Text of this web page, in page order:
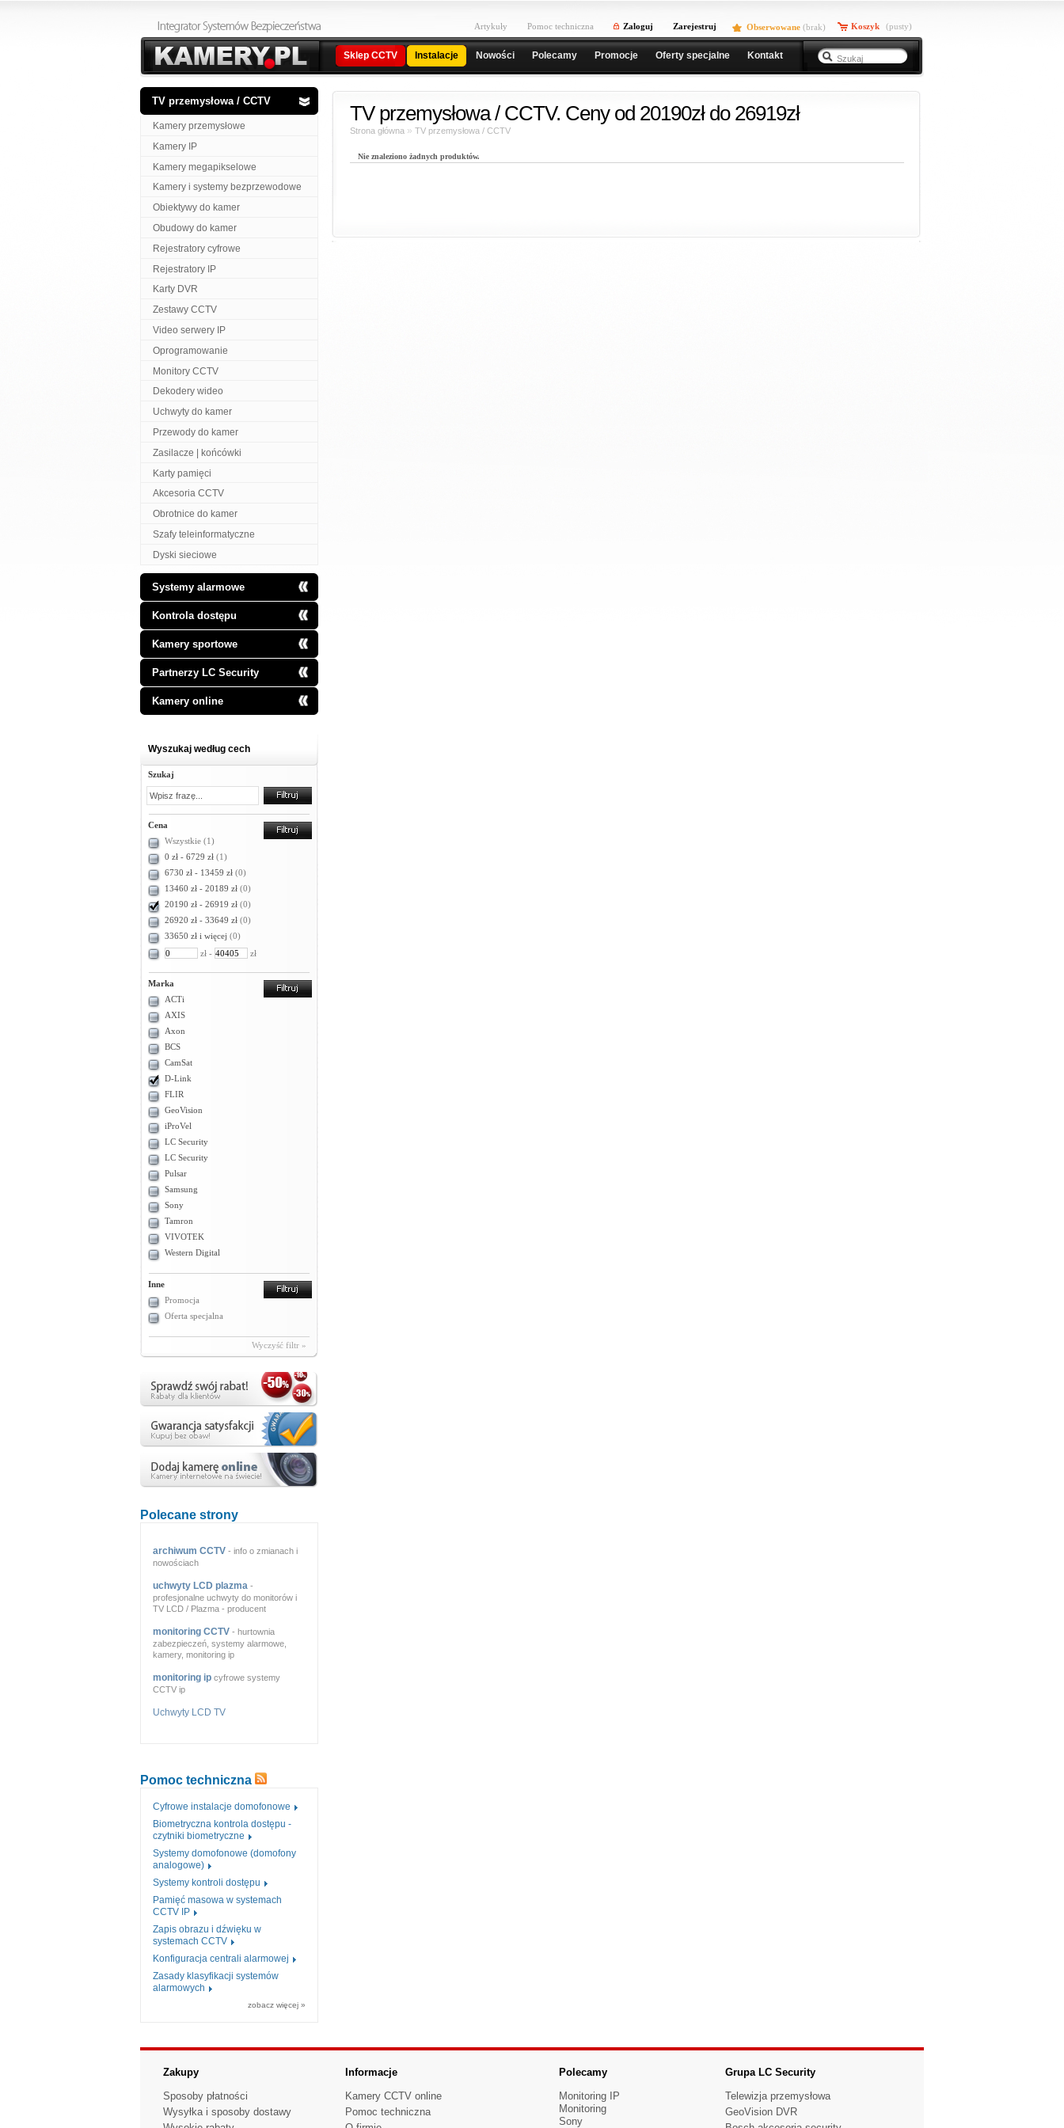
Artykuły Pomoc techniczna Zaloguj Zarejestruj Obserwowane (brak) Koszyk (pusty)
Sklep CCTV Instalacje Nowości Polecamy Promocje Oferty specjalne Kontakt
TV przemysłowa / CCTV
Kamery przemysłowe
Kamery IP
Kamery megapikselowe
Kamery i systemy bezprzewodowe
Obiektywy do kamer
Obudowy do kamer
Rejestratory cyfrowe
Rejestratory IP
Karty DVR
Zestawy CCTV
Video serwery IP
Oprogramowanie
Monitory CCTV
Dekodery wideo
Uchwyty do kamer
Przewody do kamer
Zasilacze | końcówki
Karty pamięci
Akcesoria CCTV
Obrotnice do kamer
Szafy teleinformatyczne
Dyski sieciowe
Systemy alarmowe
Kontrola dostępu
Kamery sportowe
Partnerzy LC Security
Kamery online
Wyszukaj według cech
Szukaj
Cena
Wszystkie (1)
0 zł - 6729 zł (1)
6730 zł - 13459 zł (0)
13460 zł - 20189 zł (0)
20190 zł - 26919 zł (0)
26920 zł - 33649 zł (0)
33650 zł i więcej (0)
zł -
zł
Marka
ACTi
AXIS
Axon
BCS
CamSat
D-Link
FLIR
GeoVision
iProVel
LC Security
LC Security
Pulsar
Samsung
Sony
Tamron
VIVOTEK
Western Digital
Inne
Promocja
Oferta specjalna
Wyczyść filtr »
Polecane strony
archiwum CCTV - info o zmianach i
nowościach
uchwyty LCD plazma -
profesjonalne uchwyty do monitorów i
TV LCD / Plazma - producent
monitoring CCTV - hurtownia
zabezpieczeń, systemy alarmowe,
kamery, monitoring ip
monitoring ip cyfrowe systemy
CCTV ip
Uchwyty LCD TV
Pomoc techniczna
Cyfrowe instalacje domofonowe
Biometryczna kontrola dostępu -
czytniki biometryczne
Systemy domofonowe (domofony
analogowe)
Systemy kontroli dostępu
Pamięć masowa w systemach
CCTV IP
Zapis obrazu i dźwięku w
systemach CCTV
Konfiguracja centrali alarmowej
Zasady klasyfikacji systemów
alarmowych
zobacz więcej »
TV przemysłowa / CCTV. Ceny od 20190zł do 26919zł
Strona główna » TV przemysłowa / CCTV
Nie znaleziono żadnych produktów.
Zakupy
Sposoby płatności
Wysyłka i sposoby dostawy
Informacje
Kamery CCTV online
Pomoc techniczna
Polecamy
Monitoring IP
Monitoring
Sony
Grupa LC Security
Telewizja przemysłowa
GeoVision DVR